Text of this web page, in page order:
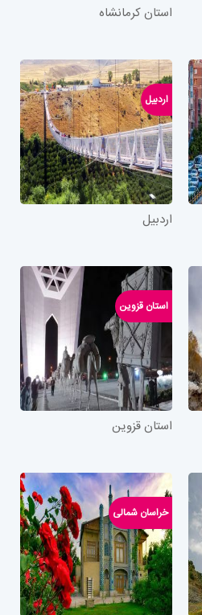
استان کرمانشاه
اردبیل
اردبیل
استان قزوین
استان قزوین
خراسان شمالی